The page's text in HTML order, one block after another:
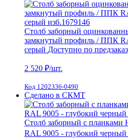
Столб заборный
замкнутый профиль / ППК
серый Доступно по
2 520 ₽/шт.
Код 1202336-0490
Сделано в СКМТ
Столб заборный с планками
RAL 9005 - глубокий черный